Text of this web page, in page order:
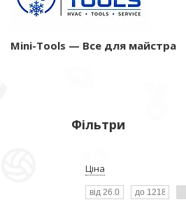
Mini-Tools — Все для майстра
Фільтри
Ціна